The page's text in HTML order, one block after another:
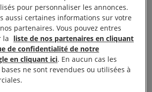
du droit
les méthodes de PMA violent le
discrimination énoncé dans le droit
effet, le droit français prévoit que
pour personnaliser les annonces.
aussi certaines informations sur votre
partenaires. Vous pouvez entres
la liste de nos partenaires en cliquant
de confidentialité de notre
en cliquant ici. En aucun cas les
ne sont revendues ou utilisées à